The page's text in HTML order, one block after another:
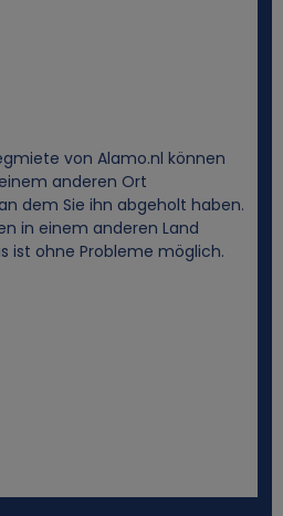
von Alamo.nl können
anderen Ort
dem Sie ihn abgeholt haben.
in einem anderen Land
ist ohne Probleme möglich.